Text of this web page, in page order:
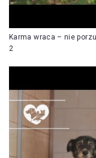
Karma wraca – nie
2